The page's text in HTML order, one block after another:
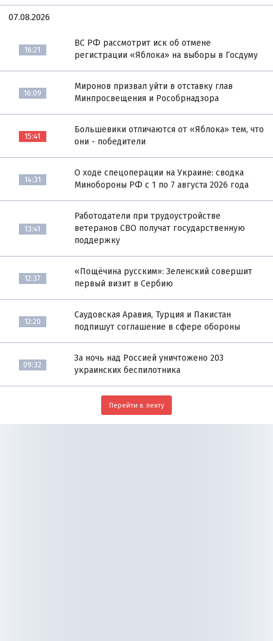
07.08.2026
16:21
ВС РФ рассмотрит иск об отмене
регистрации «Яблока» на выборы в Госдуму
16:09
Миронов призвал уйти в отставку глав
Минпросвещения и Рособрнадзора
15:41
Большевики отличаются от «Яблока» тем, что
они - победители
14:31
О ходе спецоперации на Украине: сводка
Минобороны РФ с 1 по 7 августа 2026 года
13:41
Работодатели при трудоустройстве
ветеранов СВО получат государственную
поддержку
12:37
«Пощёчина русским»: Зеленский совершит
первый визит в Сербию
12:20
Саудовская Аравия, Турция и Пакистан
подпишут соглашение в сфере обороны
09:32
За ночь над Россией уничтожено 203
украинских беспилотника
Перейти в ленту